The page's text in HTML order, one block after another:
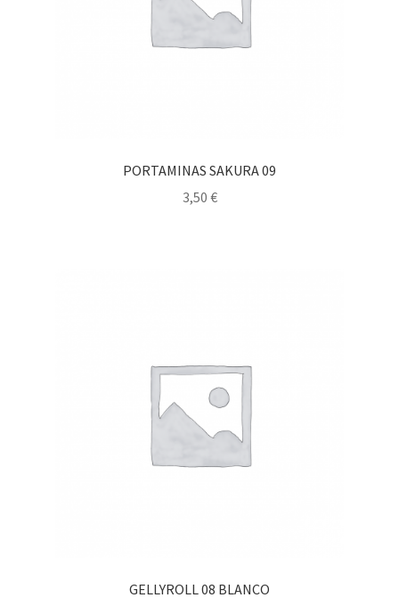
PORTAMINAS SAKURA 09
3,50 €
GELLYROLL 08 BLANCO